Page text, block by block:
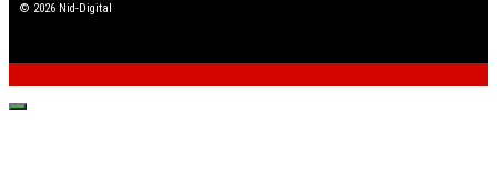
© 2026 Nid-Digital
Fechar